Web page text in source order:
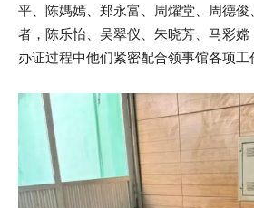
平、陈媽嫣、郑永富、周燿堂、周德
者，陈乐怡、吴翠仪、朱晓芳、马彩
办证过程中他们紧密配合领事馆各项工